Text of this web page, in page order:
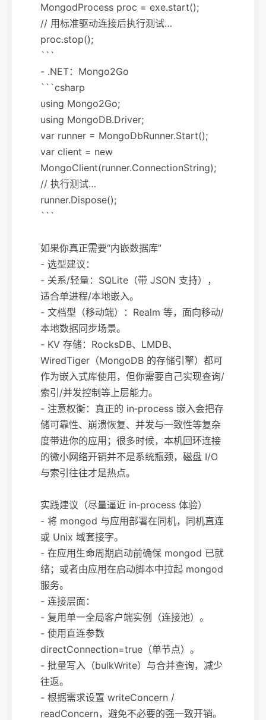
MongodProcess proc = exe.start();
// 用标准驱动连接后执行测试…
proc.stop();
```
- .NET：Mongo2Go
```csharp
using Mongo2Go;
using MongoDB.Driver;
var runner = MongoDbRunner.Start();
var client = new
MongoClient(runner.ConnectionString);
// 执行测试…
runner.Dispose();
```
如果你真正需要“内嵌数据库”
- 选型建议：
- 关系/轻量：SQLite（带 JSON 支持），
适合单进程/本地嵌入。
- 文档型（移动端）：Realm 等，面向移动/
本地数据同步场景。
- KV 存储：RocksDB、LMDB、
WiredTiger（MongoDB 的存储引擎）都可
作为嵌入式库使用，但你需要自己实现查询/
索引/并发控制等上层能力。
- 注意权衡：真正的 in‑process 嵌入会把存
储可靠性、崩溃恢复、并发与一致性等复杂
度带进你的应用；很多时候，本机回环连接
的微小网络开销并不是系统瓶颈，磁盘 I/O
与索引往往才是热点。
实践建议（尽量逼近 in‑process 体验）
- 将 mongod 与应用部署在同机，同机直连
或 Unix 域套接字。
- 在应用生命周期启动前确保 mongod 已就
绪；或者由应用在启动脚本中拉起 mongod
服务。
- 连接层面：
- 复用单一全局客户端实例（连接池）。
- 使用直连参数
directConnection=true（单节点）。
- 批量写入（bulkWrite）与合并查询，减少
往返。
- 根据需求设置 writeConcern /
readConcern，避免不必要的强一致开销。